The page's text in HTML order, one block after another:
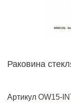
Раковина
Артикул OW15-